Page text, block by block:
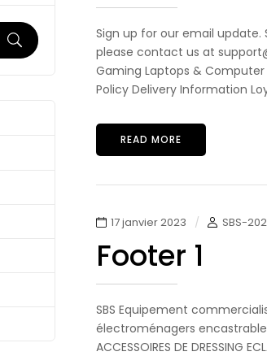
Sign up for our email
please contact us at
Gaming Laptops & Computer
Policy Delivery Information
READ MORE
17 janvier 2023 SBS-
Footer 1
SBS Equipement
électroménagers
ACCESSOIRES DE